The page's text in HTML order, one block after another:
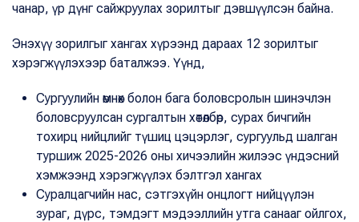
чанар, үр дүнг сайжруулах зорилтыг дэвшүүлсэн байна.
Энэхүү зорилгыг хангах хүрээнд дараах 12 зорилтыг
хэрэгжүүлэхээр баталжээ. Үүнд,
Сургуулийн өмнөх болон бага боловсролын шинэчлэн
боловсруулсан сургалтын хөтөлбөр, сурах бичгийн
тохирц нийцлийг түшиц цэцэрлэг, сургуульд шалган
туршиж 2025-2026 оны хичээлийн жилээс үндэсний
хэмжээнд хэрэгжүүлэх бэлтгэл хангах
Суралцагчийн нас, сэтгэхүйн онцлогт нийцүүлэн
зураг, дүрс, тэмдэгт мэдээллийн утга санааг ойлгох,